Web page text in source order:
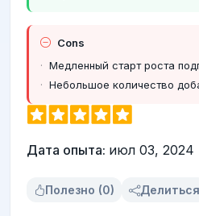
Cons
Медленный старт роста
Небольшое количество
Дата опыта: июл 03, 2024
Полезно (0) Делиться